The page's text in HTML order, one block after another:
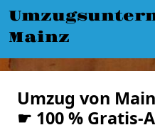
Mainz
Umzug von
☛ 100 % Gratis-